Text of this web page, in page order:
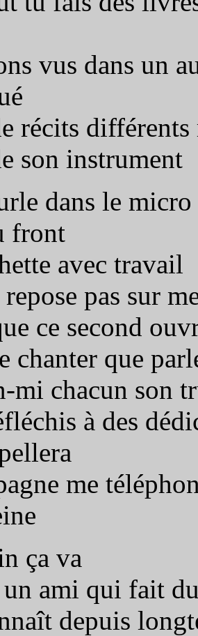
vus dans un
récits
son instrument
dans le
front
avec travail
pas sur
ce second
chanter que
mi chacun son
à des
me
ça va
un ami qui fait
depuis